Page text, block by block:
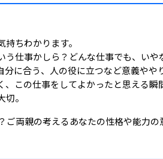
ちわかります。
う仕事かしら？どんな仕事でも、い
に合う、人の役に立つなど意義やや
この仕事をしてよかったと思える瞬
。
両親の考えるあなたの性格や能力の